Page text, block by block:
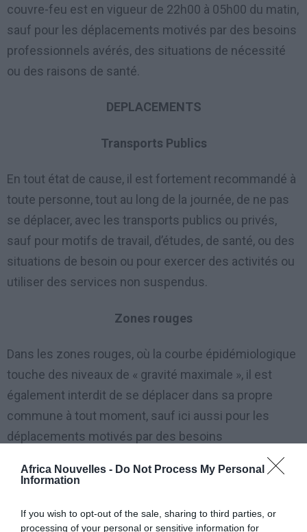
Africa Nouvelles - Do Not Process My Personal
Information
If you wish to opt-out of the sale, sharing to third parties, or
processing of your personal or sensitive information for
couvre-feu est en vigueur de 22h00 à 05h00 du matin,
sauf pour les déplacements motivés par des besoins
professionnels avérés, des situations de nécessité
ou des raisons de santé.
DEPLACEMENTS
Transports Publics
En tout état de cause, il est fortement recommandé à
toute personne, tout au long de la journée, de ne pas
se déplacer, avec les transports publics ou privés,
sauf pour motifs de travail, d’études, de santé, ou des
situations de besoin ou pour exercer des activités ou
utiliser des services non suspendus.
Zones rouges
Dans les zones rouges, où la courbe épidémiologique
touche des niveaux de « gravité maximale », il est
également interdit de se déplacer dans sa propre
commune à tout moment, sauf ici aussi pour les
déplacements motivés par des besoins
professionnels avérés, des situations de besoin ou
pour des raisons de santé.
Auto-certification